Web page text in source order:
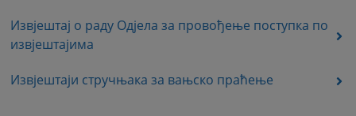
Извјештај о раду Одјела за провођење поступка по
извјештајима
Извјештаји стручњака за вањско праћење